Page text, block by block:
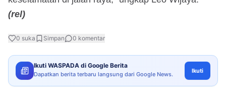
(rel)
0 suka Simpan 0 komentar
Ikuti WASPADA di Google Berita
Dapatkan berita terbaru langsung dari Google News. Ikuti